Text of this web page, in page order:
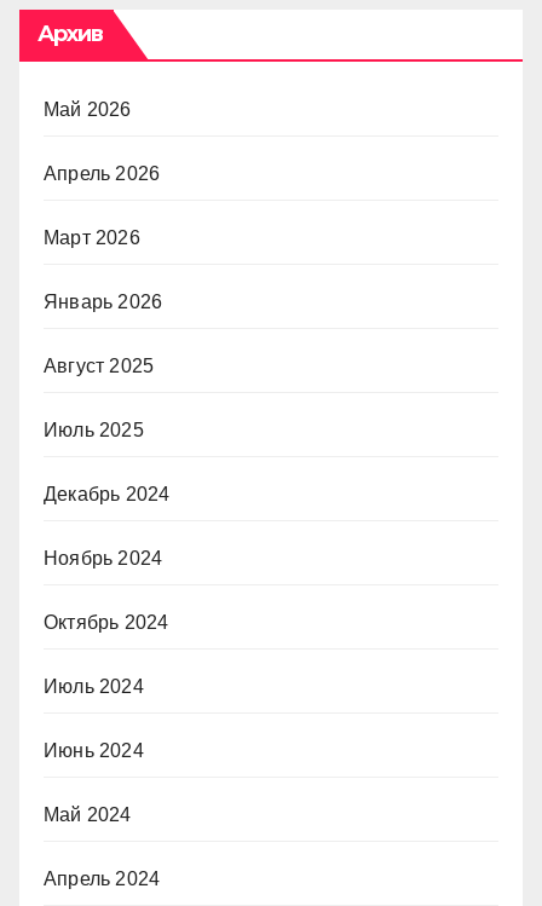
Архив
Май 2026
Апрель 2026
Март 2026
Январь 2026
Август 2025
Июль 2025
Декабрь 2024
Ноябрь 2024
Октябрь 2024
Июль 2024
Июнь 2024
Май 2024
Апрель 2024